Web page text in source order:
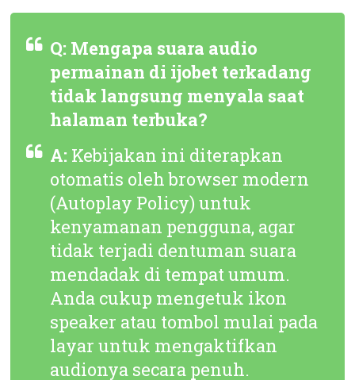
Q: Mengapa suara audio
permainan di ijobet terkadang
tidak langsung menyala saat
halaman terbuka?
A: Kebijakan ini diterapkan
otomatis oleh browser modern
(Autoplay Policy) untuk
kenyamanan pengguna, agar
tidak terjadi dentuman suara
mendadak di tempat umum.
Anda cukup mengetuk ikon
speaker atau tombol mulai pada
layar untuk mengaktifkan
audionya secara penuh.